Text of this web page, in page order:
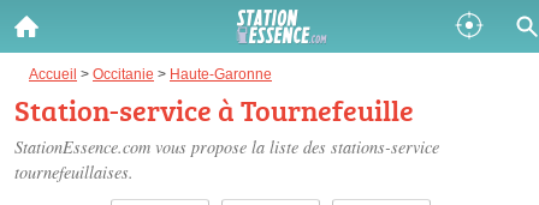
Accueil > Occitanie > Haute-Garonne
Station-service à Tournefeuille
StationEssence.com vous propose la liste des stations-service
tournefeuillaises.
Gazole :
Disponible Épuisé
SP 98 :